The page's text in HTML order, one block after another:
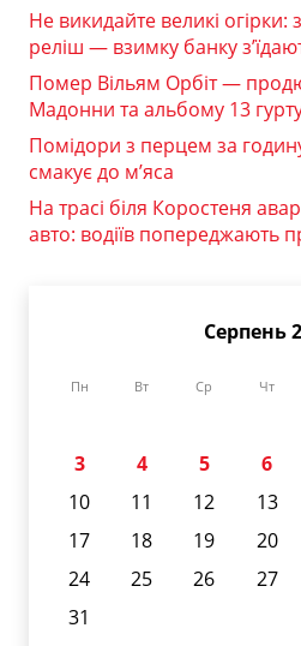
Не викидайте великі огірки:
реліш — взимку банку
Помер Вільям Орбіт —
Мадонни та альбому 13
Помідори з перцем за
смакує до м’яса
На трасі біля Коростеня
авто: водіїв попереджають
Серпень
Пн Вт Ср Чт
3
4 5 6
10
11 12 13
17
18 19 20
24
25 26 27
31